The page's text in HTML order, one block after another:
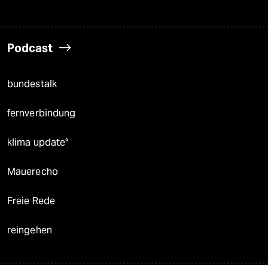
Podcast
bundestalk
fernverbindung
klima update°
Mauerecho
Freie Rede
reingehen